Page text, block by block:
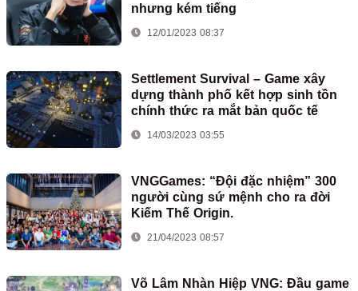
nhưng kém tiếng
12/01/2023 08:37
Settlement Survival – Game xây
dựng thành phố kết hợp sinh tồn
chính thức ra mắt bản quốc tế
14/03/2023 03:55
VNGGames: “Đội đặc nhiệm” 300
người cùng sứ mệnh cho ra đời
Kiếm Thế Origin.
21/04/2023 08:57
Võ Lâm Nhàn Hiệp VNG: Đầu game